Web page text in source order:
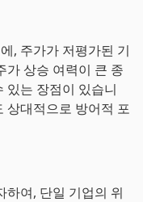
, 주가가 저평가된 기
가 상승 여력이 큰 종
있는 장점이 있습니
상대적으로 방어적 포
여, 단일 기업의 위